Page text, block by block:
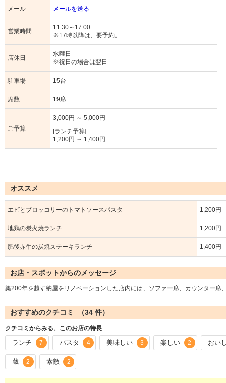
メール メールを送る
営業時間
11:30～17:00
※17時以降は、要予約。
店休日
水曜日
※祝日の場合は翌日
駐車場 15台
席数 19席
ご予算
3,000円 ～ 5,000円
[ランチ予算]
1,200円 ～ 1,400円
オススメ
エビとブロッコリーのトマトソースパスタ 1,200円
地鶏の炭火焼ランチ 1,200円
肥後赤牛の炭焼ステーキランチ 1,400円
お店・スポットからのメッセージ
築200年を越す納屋をリノベーションした店内には、ソファー席、カウンター
おすすめのクチコミ （34 件）
クチコミからみる、このお店の特長
ランチ 7 パスタ 4 美味しい 3 楽しい 2 おい
蔵 2 素敵 2